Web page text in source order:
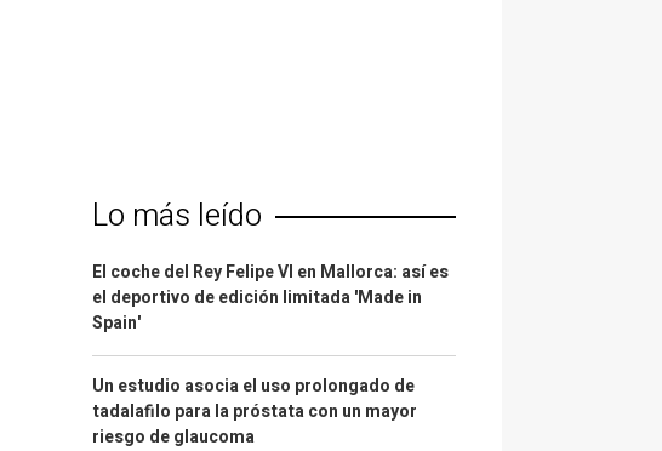
Lo más leído
El coche del Rey Felipe VI en Mallorca: así es
el deportivo de edición limitada 'Made in
Spain'
Un estudio asocia el uso prolongado de
tadalafilo para la próstata con un mayor
riesgo de glaucoma